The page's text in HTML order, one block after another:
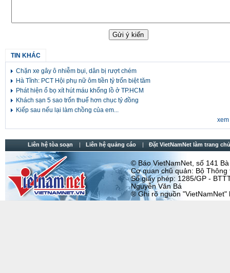
TIN KHÁC
Chặn xe gây ô nhiễm bụi, dân bị rượt chém
Hà Tĩnh: PCT Hội phụ nữ ôm tiền tỷ trốn biệt tăm
Phát hiện ổ bọ xít hút máu khổng lồ ở TP.HCM
Khách sạn 5 sao trốn thuế hơn chục tỷ đồng
Kiếp sau nếu lại làm chồng của em...
Liên hệ tòa soạn Liên hệ quảng cáo Đặt VietNamNet làm trang chủ
© Báo VietNamNet, số 141
Cơ quan chủ quản: Bộ Thông
Số giấy phép: 1285/GP -
Nguyễn Văn Bá
® Ghi rõ nguồn "VietNamNet"